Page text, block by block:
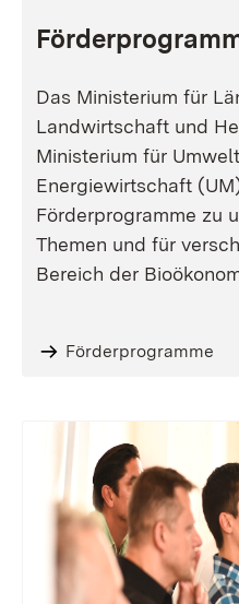
Das Ministerium für
Landwirtschaft und
Ministerium für
Energiewirtschaft
Förderprogramme zu
Themen und für
Bereich der
Förderprogramme